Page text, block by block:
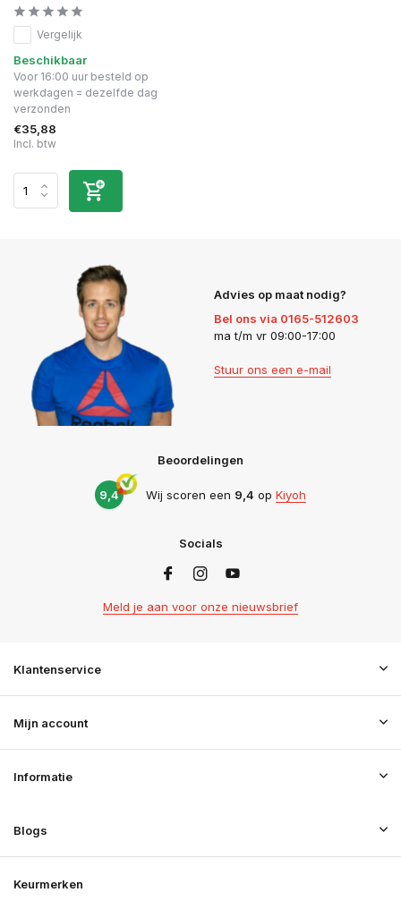
Vergelijk
Beschikbaar
Voor 16:00 uur besteld op
werkdagen = dezelfde dag
verzonden
€35,88
Incl. btw
Advies op maat nodig?
Bel ons via 0165-512603
ma t/m vr 09:00-17:00
Stuur ons een e-mail
Beoordelingen
9,4 Wij scoren een 9,4 op Kiyoh
Socials
Meld je aan voor onze nieuwsbrief
Klantenservice
Mijn account
Informatie
Blogs
Keurmerken